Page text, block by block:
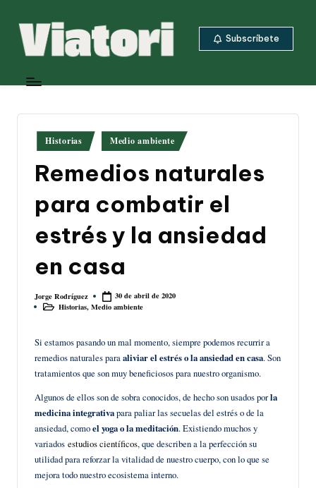
Saltar
a
ambiental
climático
desde
Centroamérica
Subscríbete
Publicado
en
Historias Medio ambiente
Remedios naturales
para combatir el
estrés y la ansiedad
en casa
Publicado
por
Jorge Rodríguez
30 de abril de 2020
PublicadoHistorias,Medio ambiente
Si estamos pasando un mal momento, siempre podemos recurrir a
remedios naturales paraaliviar el estrés o la ansiedad en casa. Son
tratamientos que son muy beneficiosos para nuestro organismo.
Algunos de ellos son de sobra conocidos, de hecho son usados porla
medicina integrativapara paliar las secuelas del estrés o de la
ansiedad, comoel yoga o la meditación. Existiendo muchos y
variados estudios científicos, que describen a la perfección su
utilidad para reforzar la vitalidad de nuestro cuerpo, con lo que se
mejora todo nuestro ecosistema interno.